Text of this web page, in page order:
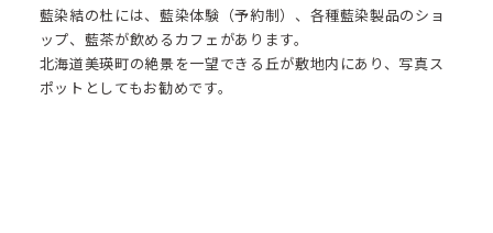
藍染結の杜には、藍染体験（予約制）、各種藍染製品のショ
ップ、藍茶が飲めるカフェがあります。
北海道美瑛町の絶景を一望できる丘が敷地内にあり、写真ス
ポットとしてもお勧めです。